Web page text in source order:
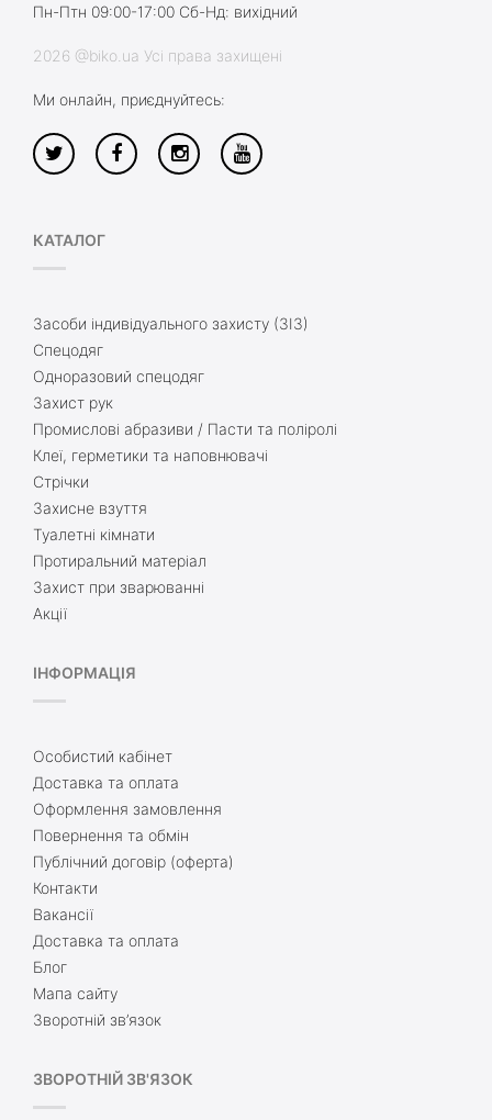
Пн-Птн 09:00-17:00 Сб-Нд: вихідний
2026 @biko.ua Усі права захищені
Ми онлайн, приєднуйтесь:
КАТАЛОГ
Засоби індивідуального захисту (ЗІЗ)
Спецодяг
Одноразовий спецодяг
Захист рук
Промислові абразиви / Пасти та поліролі
Клеї, герметики та наповнювачі
Стрічки
Захисне взуття
Туалетні кімнати
Протиральний матеріал
Захист при зварюванні
Акції
ІНФОРМАЦІЯ
Особистий кабінет
Доставка та оплата
Оформлення замовлення
Повернення та обмін
Публічний договір (оферта)
Контакти
Вакансії
Доставка та оплата
Блог
Мапа сайту
Зворотній зв’язок
ЗВОРОТНІЙ ЗВ'ЯЗОК